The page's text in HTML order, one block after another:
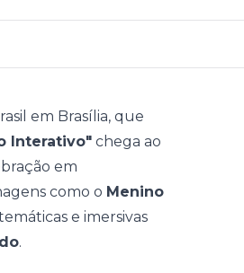
em Brasília, que
Interativo" chega ao
em
como o Menino
e imersivas
.